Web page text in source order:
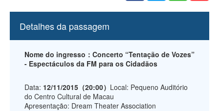
Detalhes da passagem
Nome do ingresso：Concerto “Tentação de Vozes”
- Espectáculos da FM para os Cidadãos
Data: 12/11/2015（20:00） Local: Pequeno Auditório
do Centro Cultural de Macau
Apresentação: Dream Theater Association